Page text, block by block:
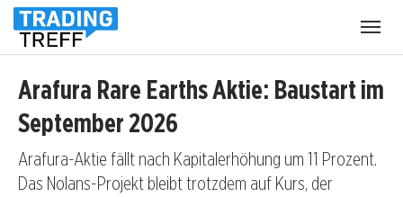
Arafura Rare Earths Aktie: Baustart im
September 2026
Arafura-Aktie fällt nach Kapitalerhöhung um 11 Prozent.
Das Nolans-Projekt bleibt trotzdem auf Kurs, der